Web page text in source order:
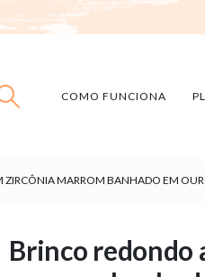
COMO FUNCIONA
ZIRCÔNIA MARROM BANHADO EM
Brinco redondo